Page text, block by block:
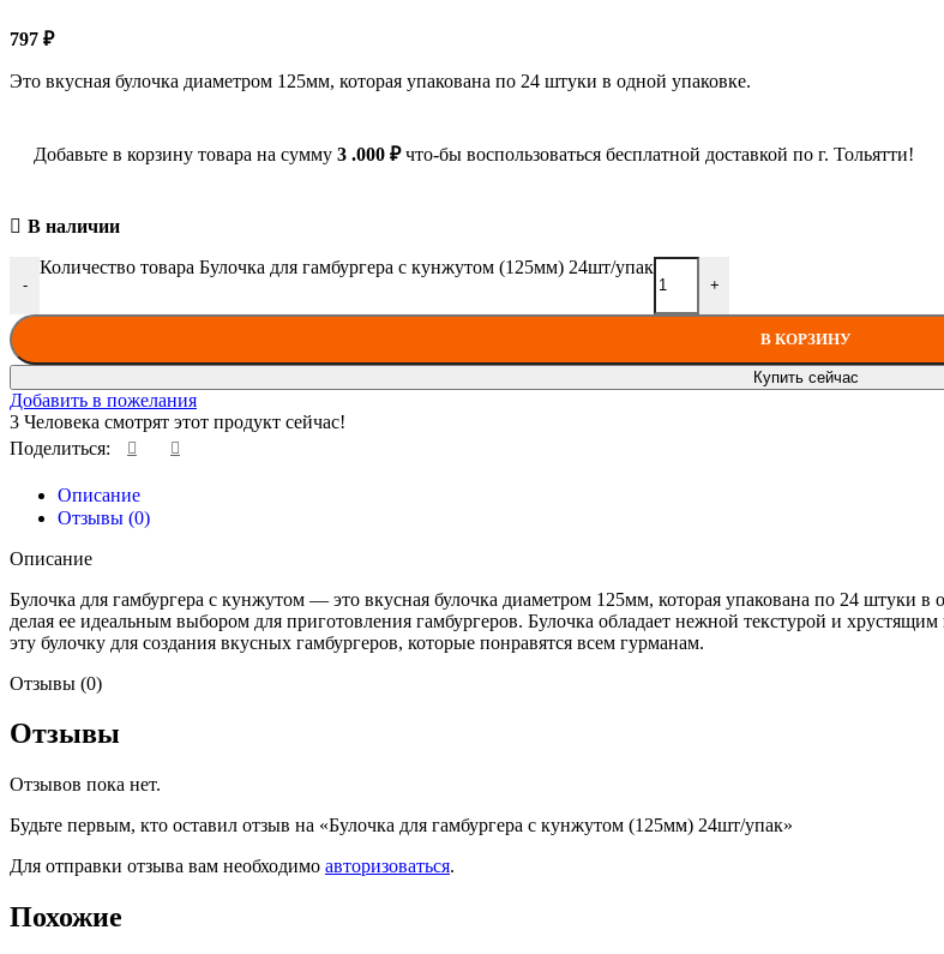
797 ₽
Это вкусная булочка диаметром 125мм, которая упакована по 24 штуки в одной упаковке.
Добавьте в корзину товара на сумму 3 .000 ₽что-бы воспользоваться бесплатной доставкой по г. Тольятти!
В наличии
-
Количество товара Булочка для гамбургера с кунжутом (125мм) 24шт/упак
+
В КОРЗИНУ
Купить сейчас
Добавить в пожелания
3 Человека смотрят этот продукт сейчас!
Поделиться:
Описание
Отзывы (0)
Описание
Булочка для гамбургера с кунжутом — это вкусная булочка диаметром 125мм, которая упакована по 24
делая ее идеальным выбором для приготовления гамбургеров. Булочка обладает нежной текстурой и
эту булочку для создания вкусных гамбургеров, которые понравятся всем гурманам.
Отзывы (0)
Отзывы
Отзывов пока нет.
Будьте первым, кто оставил отзыв на «Булочка для гамбургера с кунжутом (125мм) 24шт/упак»
Для отправки отзыва вам необходимо авторизоваться.
Похожие